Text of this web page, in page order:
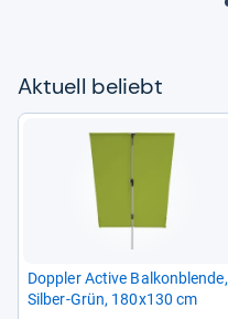
Aktu­ell beliebt
Dopp­ler Active Bal­kon­blende,
Sil­ber-​Grün, 180x130 cm